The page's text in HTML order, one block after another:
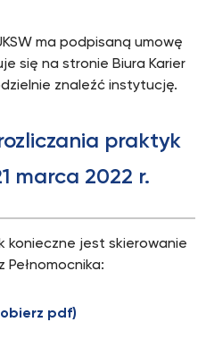
ma podpisaną umowę
się na stronie Biura Karier
znaleźć instytucję.
praktyk
marca 2022 r.
konieczne jest skierowanie
pdf)